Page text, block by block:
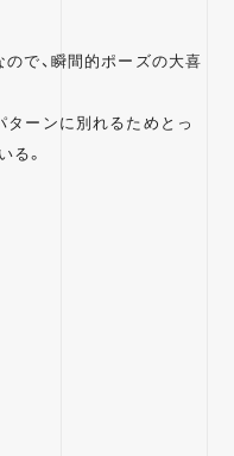
ペーン
で、瞬間的ポーズの大喜
ーンに別れるためとっ
る。